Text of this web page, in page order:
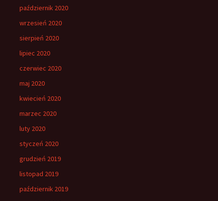
październik 2020
wrzesień 2020
sierpień 2020
lipiec 2020
czerwiec 2020
maj 2020
kwiecień 2020
marzec 2020
luty 2020
styczeń 2020
grudzień 2019
listopad 2019
październik 2019